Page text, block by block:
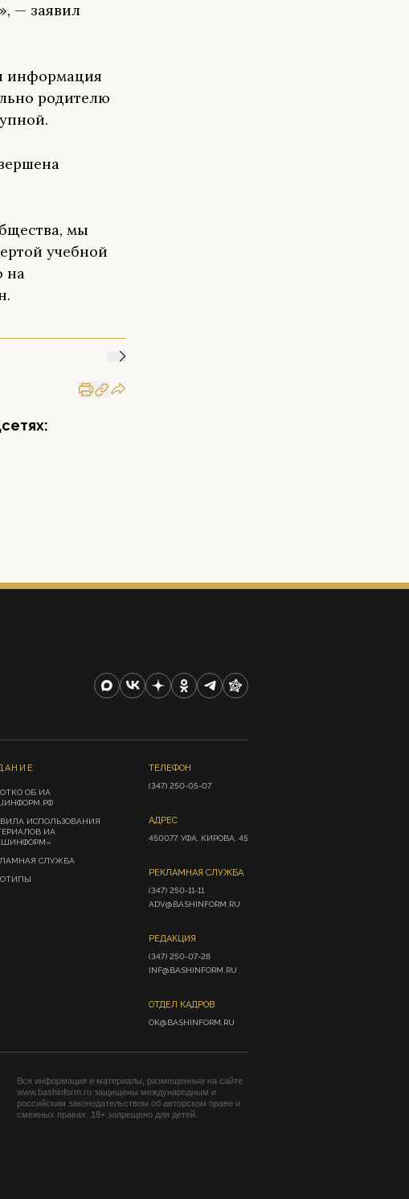
— заявил
информация
родителю
мы
учебной
на
ОБ ИА
ИСПОЛЬЗОВАНИЯ
ИА
СЛУЖБА
ТЕЛЕФОН
(347) 250-05-07
АДРЕС
450077, УФА, КИРОВА, 45
РЕКЛАМНАЯ СЛУЖБА
(347) 250-11-11
ADV@BASHINFORM.RU
РЕДАКЦИЯ
(347) 250-07-28
INF@BASHINFORM.RU
ОТДЕЛ КАДРОВ
OK@BASHINFORM.RU
Вся информация и материалы, размещенные на сайте
www.bashinform.ru защищены международным и
российским законодательством об авторском праве и
смежных правах. 18+ запрещено для детей.